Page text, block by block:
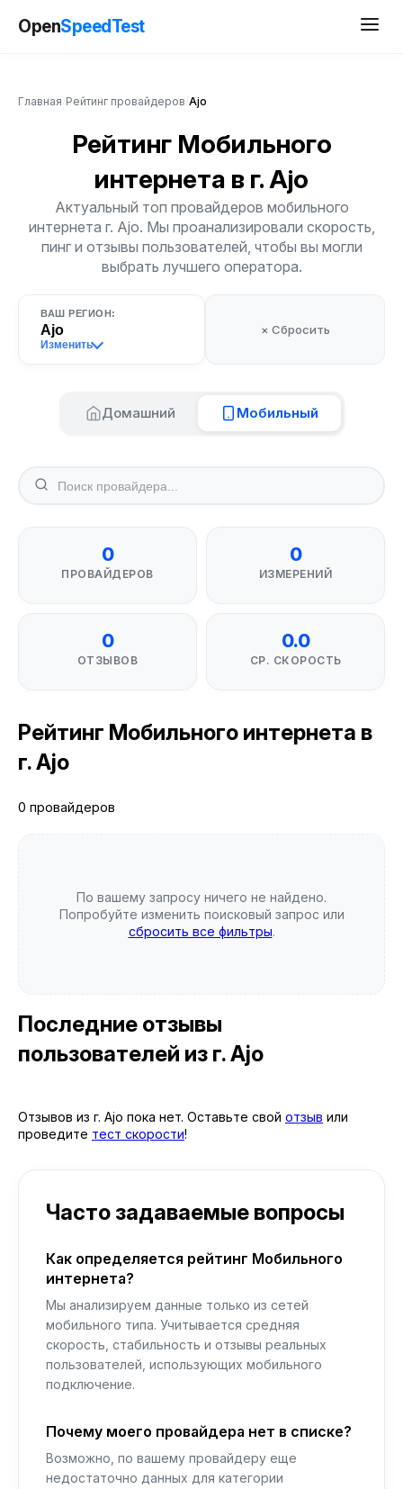
OpenSpeedTest
Главная Рейтинг провайдеров Ajo
Рейтинг Мобильного
интернета в г. Ajo
Актуальный топ провайдеров мобильного
интернета г. Ajo. Мы проанализировали скорость,
пинг и отзывы пользователей, чтобы вы могли
выбрать лучшего оператора.
ВАШ РЕГИОН:
Ajo
Изменить
× Сбросить
Домашний Мобильный
0
ПРОВАЙДЕРОВ
0
ИЗМЕРЕНИЙ
0
ОТЗЫВОВ
0.0
СР. СКОРОСТЬ
Рейтинг Мобильного интернета в
г. Ajo
0 провайдеров
По вашему запросу ничего не найдено.
Попробуйте изменить поисковый запрос или
сбросить все фильтры.
Последние отзывы
пользователей из г. Ajo
Отзывов из г. Ajo пока нет. Оставьте свой отзыв или
проведите тест скорости!
Часто задаваемые вопросы
Как определяется рейтинг Мобильного
интернета?
Мы анализируем данные только из сетей
мобильного типа. Учитывается средняя
скорость, стабильность и отзывы реальных
пользователей, использующих мобильного
подключение.
Почему моего провайдера нет в списке?
Возможно, по вашему провайдеру еще
недостаточно данных для категории